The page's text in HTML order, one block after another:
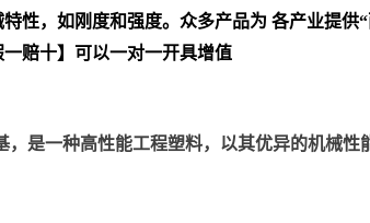
性，如刚度和强度。众多产品为 各产业提供
赔十】可以一对一开具增值
，是一种高性能工程塑料，以其优异的机械